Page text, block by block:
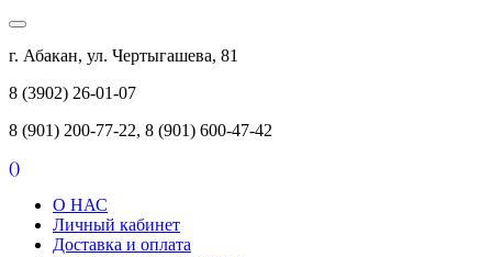
г. Абакан, ул. Чертыгашева, 81
8 (3902) 26-01-07
8 (901) 200-77-22, 8 (901) 600-47-42
()
О НАС
Личный кабинет
Доставка и оплата